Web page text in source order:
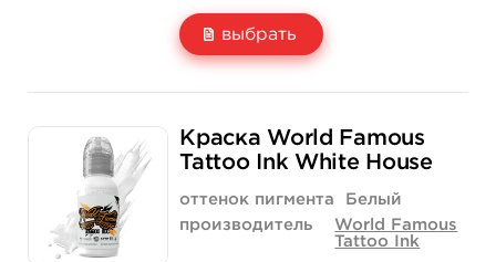
выбрать
Количество
2 700 руб.
купить
3 750 руб.
купить
Краска World Famous
Tattoo Ink White House
оттенок пигмента
Белый
производитель
World Famous
Tattoo Ink